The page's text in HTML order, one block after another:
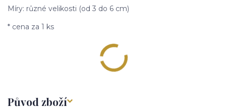
Míry: různé velikosti (od 3 do 6 cm)
* cena za 1 ks
Původ zboží